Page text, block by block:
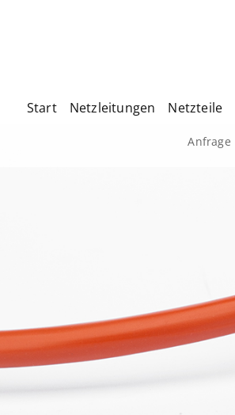
Start Netzleitungen Netzteile
Anfrage